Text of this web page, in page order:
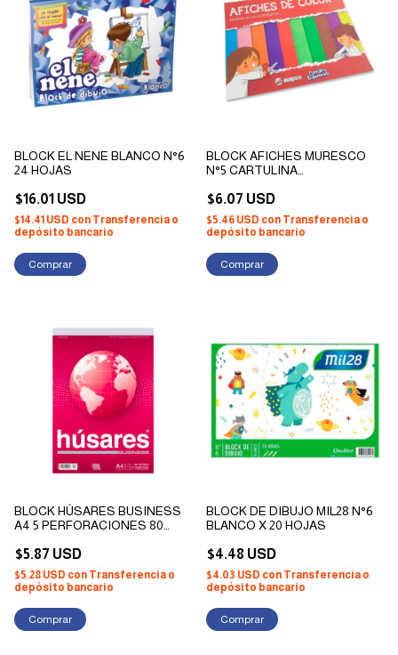
BLOCK EL NENE BLANCO N°6
24 HOJAS
$16.01 USD
$14.41 USD con Transferencia o
depósito bancario
BLOCK AFICHES MURESCO
N°5 CARTULINA
48 HOJAS
$6.07 USD
$5.46 USD con Transferencia o
depósito bancario
BLOCK HÚSARES BUSINESS
A4 5 PERFORACIONES 80
$5.87 USD
$5.28 USD con Transferencia o
depósito bancario
BLOCK DE DIBUJO MIL28 N°6
BLANCO X 20 HOJAS
$4.48 USD
$4.03 USD con Transferencia o
depósito bancario